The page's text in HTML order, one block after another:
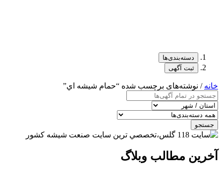
دسته‌بندی‌ها
ثبت آگهی
خانه / نوشته‌های برچسب شده “حمام شيشه اي”
جستجو
آخرین مطالب وبلاگ